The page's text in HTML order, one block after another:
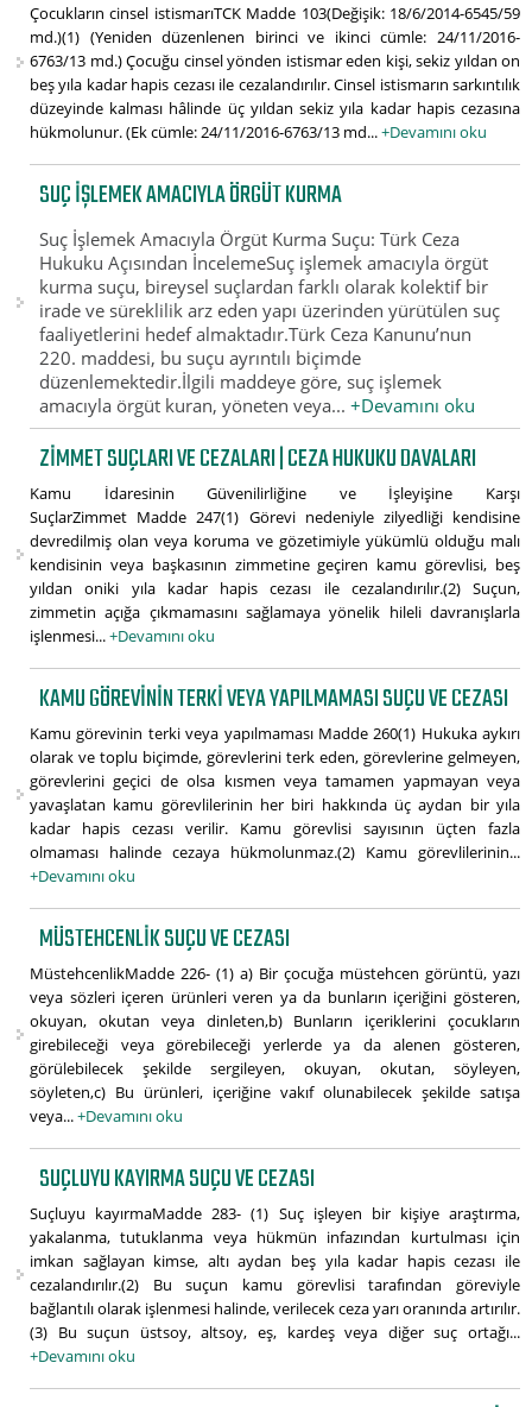
Çocukların cinsel istismarıTCK Madde 103(Değişik: 18/6/2014-6545/59
md.)(1) (Yeniden düzenlenen birinci ve ikinci cümle: 24/11/2016-
6763/13 md.) Çocuğu cinsel yönden istismar eden kişi, sekiz yıldan on
beş yıla kadar hapis cezası ile cezalandırılır. Cinsel istismarın sarkıntılık
düzeyinde kalması hâlinde üç yıldan sekiz yıla kadar hapis cezasına
hükmolunur. (Ek cümle: 24/11/2016-6763/13 md...+Devamını oku
SUÇ İŞLEMEK AMACIYLA ÖRGÜT KURMA
Suç İşlemek Amacıyla Örgüt Kurma Suçu: Türk Ceza
Hukuku Açısından İncelemeSuç işlemek amacıyla örgüt
kurma suçu, bireysel suçlardan farklı olarak kolektif bir
irade ve süreklilik arz eden yapı üzerinden yürütülen suç
faaliyetlerini hedef almaktadır.Türk Ceza Kanunu’nun
220. maddesi, bu suçu ayrıntılı biçimde
düzenlemektedir.İlgili maddeye göre, suç işlemek
amacıyla örgüt kuran, yöneten veya...+Devamını oku
ZIMMET SUÇLARI VE CEZALARI | CEZA HUKUKU DAVALARI
Kamu İdaresinin Güvenilirliğine ve İşleyişine Karşı
SuçlarZimmet Madde 247(1) Görevi nedeniyle zilyedliği kendisine
devredilmiş olan veya koruma ve gözetimiyle yükümlü olduğu malı
kendisinin veya başkasının zimmetine geçiren kamu görevlisi, beş
yıldan oniki yıla kadar hapis cezası ile cezalandırılır.(2) Suçun,
zimmetin açığa çıkmamasını sağlamaya yönelik hileli davranışlarla
işlenmesi...+Devamını oku
KAMU GÖREVININ TERKI VEYA YAPILMAMASI SUÇU VE CEZASI
Kamu görevinin terki veya yapılmaması Madde 260(1) Hukuka aykırı
olarak ve toplu biçimde, görevlerini terk eden, görevlerine gelmeyen,
görevlerini geçici de olsa kısmen veya tamamen yapmayan veya
yavaşlatan kamu görevlilerinin her biri hakkında üç aydan bir yıla
kadar hapis cezası verilir. Kamu görevlisi sayısının üçten fazla
olmaması halinde cezaya hükmolunmaz.(2) Kamu görevlilerinin...
+Devamını oku
MÜSTEHCENLIK SUÇU VE CEZASI
MüstehcenlikMadde 226- (1) a) Bir çocuğa müstehcen görüntü, yazı
veya sözleri içeren ürünleri veren ya da bunların içeriğini gösteren,
okuyan, okutan veya dinleten,b) Bunların içeriklerini çocukların
girebileceği veya görebileceği yerlerde ya da alenen gösteren,
görülebilecek şekilde sergileyen, okuyan, okutan, söyleyen,
söyleten,c) Bu ürünleri, içeriğine vakıf olunabilecek şekilde satışa
veya...+Devamını oku
SUÇLUYU KAYIRMA SUÇU VE CEZASI
Suçluyu kayırmaMadde 283- (1) Suç işleyen bir kişiye araştırma,
yakalanma, tutuklanma veya hükmün infazından kurtulması için
imkan sağlayan kimse, altı aydan beş yıla kadar hapis cezası ile
cezalandırılır.(2) Bu suçun kamu görevlisi tarafından göreviyle
bağlantılı olarak işlenmesi halinde, verilecek ceza yarı oranında artırılır.
(3) Bu suçun üstsoy, altsoy, eş, kardeş veya diğer suç ortağı...
+Devamını oku